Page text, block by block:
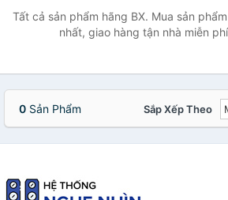
Tất cả sản phẩm hãng BX. Mua sản
nhất, giao hàng tận nhà miễn
0 Sản Phẩm Sắp Xếp Theo